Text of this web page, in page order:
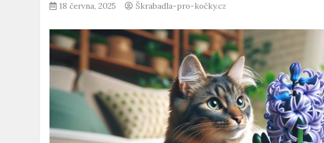
18 června, 2025 Škrabadla-pro-kočky.cz